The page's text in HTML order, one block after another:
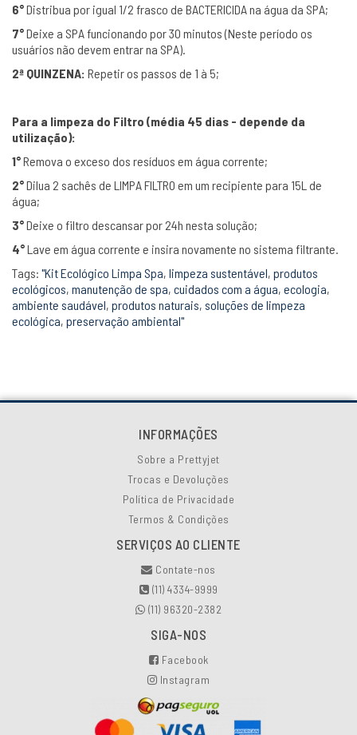
6°Distribua por igual 1/2 frasco de BACTERICIDA na água da SPA;
7°Deixe a SPA funcionando por 30 minutos (Neste período os
usuários não devem entrar na SPA).
2ª QUINZENA: Repetir os passos de 1 à 5;
Para a limpeza do Filtro (média 45 dias - depende da
utilização):
1°Remova o exceso dos resíduos em água corrente;
2°Dilua 2 sachês de LIMPA FILTRO em um recipiente para 15L de
água;
3°Deixe o filtro descansar por 24h nesta solução;
4°Lave em água corrente e insira novamente no sistema filtrante.
Tags: "Kit Ecológico Limpa Spa, limpeza sustentável, produtos
ecológicos, manutenção de spa, cuidados com a água, ecologia,
ambiente saudável, produtos naturais, soluções de limpeza
ecológica, preservação ambiental"
INFORMAÇÕES
Sobre a Prettyjet
Trocas e Devoluções
Política de Privacidade
Termos & Condições
SERVIÇOS AO CLIENTE
Contate-nos
(11) 4334-9999
(11) 96320-2382
SIGA-NOS
Facebook
Instagram